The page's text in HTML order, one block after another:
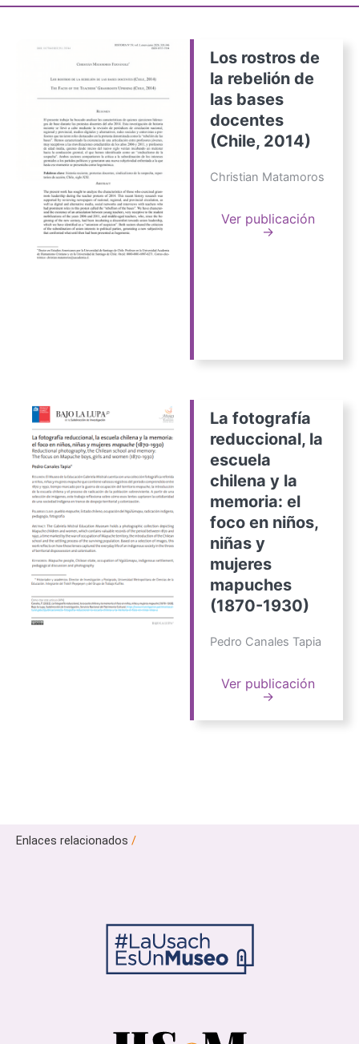
Los rostros de
la rebelión de
las bases
docentes
(Chile, 2014)
Christian Matamoros
Ver publicación
→
La fotografía
reduccional, la
escuela
chilena y la
memoria: el
foco en niños,
niñas y
mujeres
mapuches
(1870-1930)
Pedro Canales Tapia
Ver publicación
→
Enlaces relacionados /